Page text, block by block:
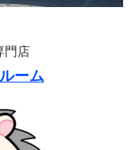
門店
ーム